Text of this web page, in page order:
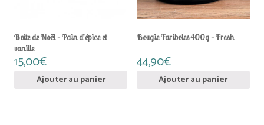
Boîte de Noël – Pain d’épice et
vanille
15,00€
Ajouter au panier
Bougie Fariboles 400g – Fresh
44,90€
Ajouter au panier